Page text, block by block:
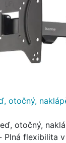
otočný,
otočný,
Plná flexibilita